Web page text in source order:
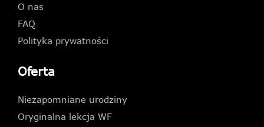
O nas
FAQ
Polityka prywatności
Oferta
Niezapomniane urodziny
Oryginalna lekcja WF